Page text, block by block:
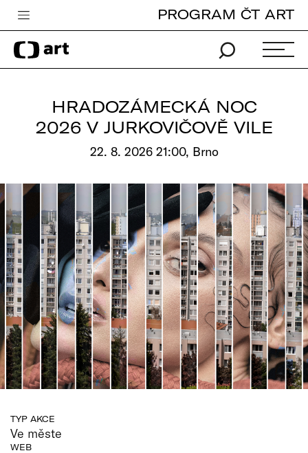
Česká televize
Zpravodajství
iVysílání
Vše o ČT
PROGRAM ČT ART
HRADOZÁMECKÁ NOC
2026 V JURKOVIČOVĚ VILE
22. 8. 2026 21:00, Brno
TYP AKCE
Ve měste
WEB